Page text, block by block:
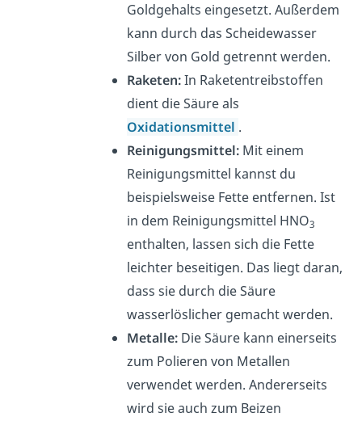
Goldgehalts eingesetzt. Außerdem
kann durch das Scheidewasser
Silber von Gold getrennt werden.
Raketen:In Raketentreibstoffen
dient die Säure als
Oxidationsmittel .
Reinigungsmittel: Mit einem
Reinigungsmittel kannst du
beispielsweise Fette entfernen. Ist
in dem Reinigungsmittel HNO3
enthalten, lassen sich die Fette
leichter beseitigen. Das liegt daran,
dass sie durch die Säure
wasserlöslicher gemacht werden.
Metalle: Die Säure kann einerseits
zum Polieren von Metallen
verwendet werden. Andererseits
wird sie auch zum Beizen